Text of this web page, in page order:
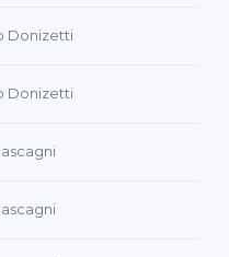
Donizetti
Donizetti